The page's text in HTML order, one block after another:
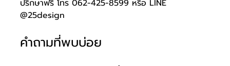
ปรึกษาฟรี โทร 062-425-8599 หรือ LINE
@25design
คำถามที่พบบ่อย